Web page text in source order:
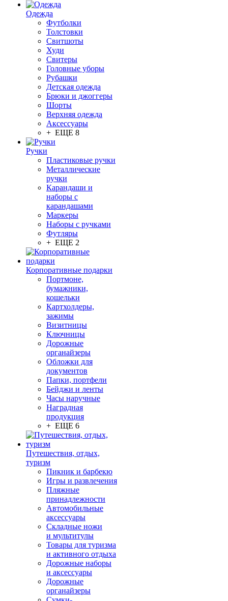
Одежда
Футболки
Толстовки
Свитшоты
Худи
Свитеры
Головные уборы
Рубашки
Детская одежда
Брюки и джоггеры
Шорты
Верхняя одежда
Аксессуары
+ ЕЩЕ 8
Ручки
Пластиковые ручки
Металлические
ручки
Карандаши и
наборы с
карандашами
Маркеры
Наборы с ручками
Футляры
+ ЕЩЕ 2
Корпоративные подарки
Портмоне,
бумажники,
кошельки
Картхолдеры,
зажимы
Визитницы
Ключницы
Дорожные
органайзеры
Обложки для
документов
Папки, портфели
Бейджи и ленты
Часы наручные
Наградная
продукция
+ ЕЩЕ 6
Путешествия, отдых,
туризм
Пикник и барбекю
Игры и развлечения
Пляжные
принадлежности
Автомобильные
аксессуары
Складные ножи
и мультитулы
Товары для туризма
и активного отдыха
Дорожные наборы
и аксессуары
Дорожные
органайзеры